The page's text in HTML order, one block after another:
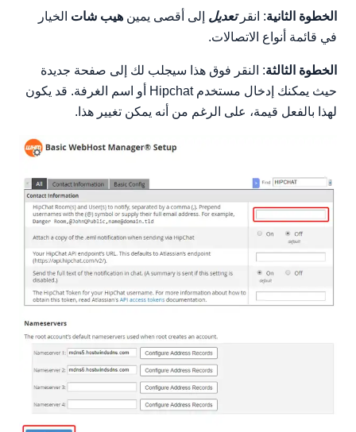
الخطوة الثانية: انقرتعديل إلى أقصى يمين هيب شات الخيار
في قائمة أنواع الاتصالات.
الخطوة الثالثة: النقر فوق هذا سيجلب لك إلى صفحة جديدة
حيث يمكنك إدخال مستخدم Hipchat أو اسم الغرفة. قد يكون
لهذا بالفعل قيمة، على الرغم من أنه يمكن تغيير هذا.